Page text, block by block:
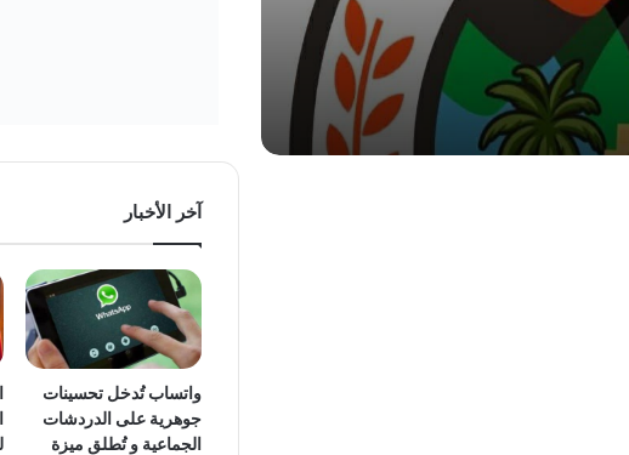
الأرصاد الجوية تتوقع أجواءً صيفية معتدلة
وتحذر من السباحة في الشواطئ
صرمان: احباط محاولة تفجير سيارة مفخخة
آخر الأخبار
واتساب تُدخل تحسينات
جوهرية على الدردشات
الجماعية و تُطلق ميزة